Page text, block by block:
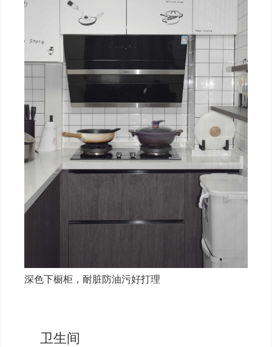
深色下橱柜，耐脏防油污好打理
卫生间